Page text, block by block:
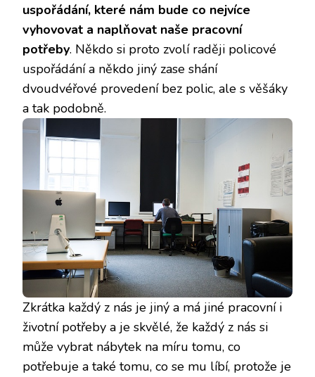
uspořádání, které nám bude co nejvíce
vyhovovat a naplňovat naše pracovní
potřeby. Někdo si proto zvolí raději policové
uspořádání a někdo jiný zase shání
dvoudvéřové provedení bez polic, ale s věšáky
a tak podobně.
Zkrátka každý z nás je jiný a má jiné pracovní i
životní potřeby a je skvělé, že každý z nás si
může vybrat nábytek na míru tomu, co
potřebuje a také tomu, co se mu líbí, protože je